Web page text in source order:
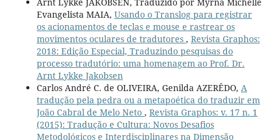
Evangelista MAIA, Usando o Translog para registrar
os acionamentos de teclas e mouse e rastrear os
movimentos oculares de tradutores , Revista Graphos:
2018: Edição Especial, Traduzindo pesquisas do
processo tradutório: uma homenagem ao Prof. Dr.
Arnt Lykke Jakobsen
Carlos André C. de OLIVEIRA, Genilda AZERÊDO, A
tradução pela pedra ou a metapoética do traduzir em
João Cabral de Melo Neto , Revista Graphos: v. 17 n. 1
(2015): Tradução e Cultura: Novos Desafios
Metodológicos e Interdisciplinares na Dimensão